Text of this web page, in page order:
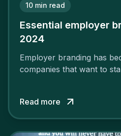
10 min read
Essential employer
2024
Employer branding has
companies that want to
attract the best profiles.
Read more